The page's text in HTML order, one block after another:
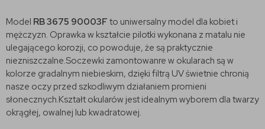
Model RB 3675 90003F to uniwersalny model dla kobiet i
mężczyzn. Oprawka w kształcie pilotki wykonana z matalu nie
ulegającego korozji, co powoduje, że są praktycznie
niezniszczalne.Soczewki zamontowanre w okularach są w
kolorze gradalnym niebieskim, dzięki filtrą UV świetnie chronią
nasze oczy przed szkodliwym działaniem promieni
słonecznych.Kształt okularów jest idealnym wyborem dla twarzy
okrągłej, owalnej lub kwadratowej.